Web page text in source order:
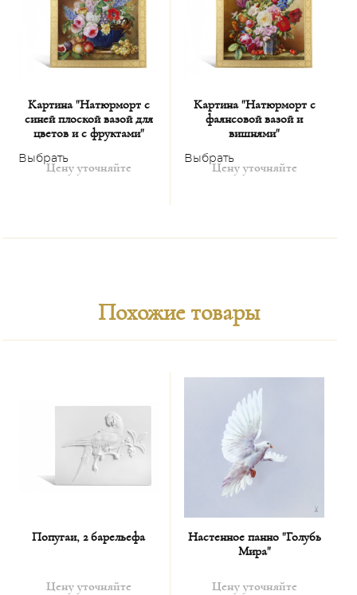
Картина "Натюрморт с
синей плоской вазой для
цветов и с фруктами"
Выбрать
Цену уточняйте
Картина "Натюрморт с
фаянсовой вазой и
вишнями"
Выбрать
Цену уточняйте
Похожие товары
Попугаи, 2 барельефа
Цену уточняйте
Настенное панно "Голубь
Мира"
Цену уточняйте